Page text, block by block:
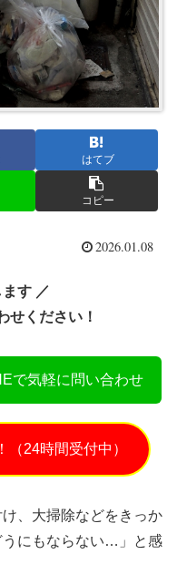
はてブ
コピー
2026.01.08
す ／
せください！
で気軽に問い合わせ
（24時間受付中）
、大掃除などをきっか
うにもならない…」と感